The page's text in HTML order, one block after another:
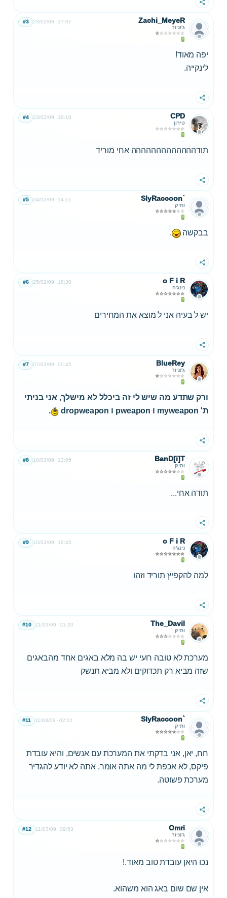
שתף
Zachi_MeyeR
ג'וניור
23/02/09 17:07
#3
יפה מאוד!
לינקייה.
שתף
CPD
טירון
23/02/09 18:10
#4
תודההההההההההההה אחי מוריד
שתף
SlyRaccoon`
ותיק
24/02/09 14:15
#5
בבקשה .
שתף
o F i R
נינג'ה
25/02/09 18:30
#6
יש ל בעיה אני ל מוצא את המחירים
שתף
BlueRey
ג'וניור
07/03/09 00:45
#7
ורק שתדע מה שיש לי זה ביכלל לא מישלך, אני בניתי
ת' myweapon ו pweapon ו dropweapon
.
שתף
BanD[i]T
ותיק
10/03/09 13:05
#8
תודה אחי...
שתף
o F i R
נינג'ה
10/03/09 16:45
#9
למה להקפיץ תוריד וזהו
שתף
The_Davil
ותיק
11/03/09 01:20
#10
מערכת לא טובה רועי יש בה מלא באגים אחד מהבאגים
שזה מביא רק תכדוקים ולא מביא תנשק
שתף
SlyRaccoon`
ותיק
11/03/09 02:01
#11
חח, יאן, אני בדקתי את המערכת עם אנשים, והיא עובדת
פיקס, לא אכפת לי מה אתה אומר, אתה לא יודע להגדיר
מערכת פשוטה.
שתף
Omri
ג'וניור
11/03/09 09:53
#12
נכו היאן עובדת טוב מאוד.!
אין שם שום באג הוא משהוא.